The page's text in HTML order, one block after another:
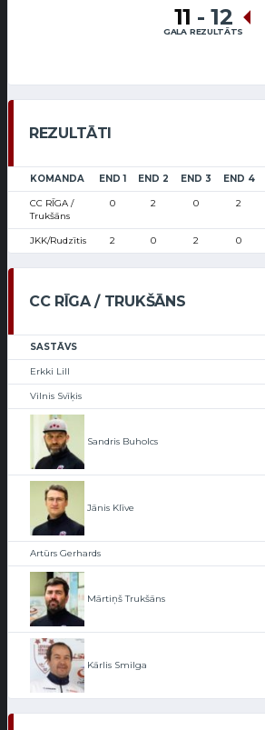
11 - 12
GALA REZULTĀTS
REZULTĀTI
KOMANDA END 1 END 2 END 3 END 4
CC RĪGA /
Trukšāns
0 2 0 2
JKK/Rudzītis 2 0 2 0
CC RĪGA / TRUKŠĀNS
SASTĀVS
Erkki Lill
Vilnis Svīķis
Sandris Buholcs
Jānis Klīve
Artūrs Gerhards
Mārtiņš Trukšāns
Kārlis Smilga